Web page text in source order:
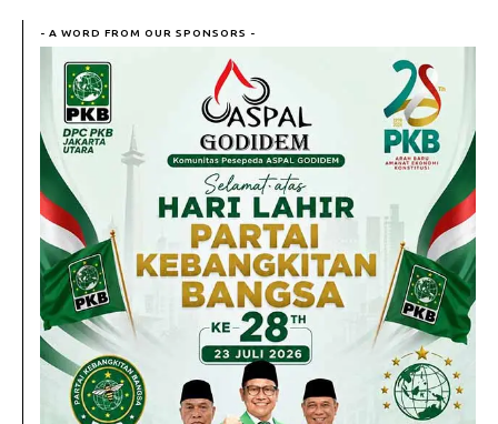
- A WORD FROM OUR SPONSORS -